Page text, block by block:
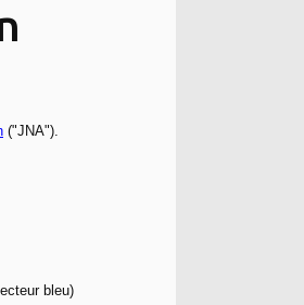
("JNA").
bleu)